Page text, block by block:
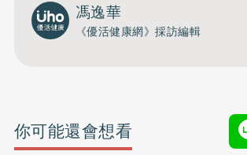
馮逸華
《優活健康網》採訪編輯
你可能還會想看